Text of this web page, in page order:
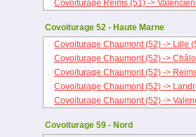
Covoiturage Reims (51) ->
Covoiturage 52 - Haute Marne
Covoiturage Chaumont (52) -> Lille
Covoiturage Chaumont (52) ->
Covoiturage Chaumont (52) ->
Covoiturage Chaumont (52) ->
Covoiturage Chaumont (52) ->
Covoiturage 59 - Nord